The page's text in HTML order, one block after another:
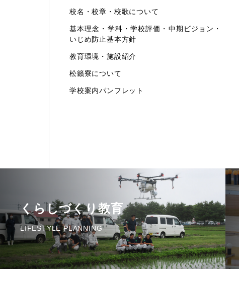
校名・校章・校歌について
基本理念・学科・学校評価・中期ビジョン・
いじめ防止基本方針
教育環境・施設紹介
松籟寮について
学校案内パンフレット
くらしづくり教育
LIFESTYLE PLANNING